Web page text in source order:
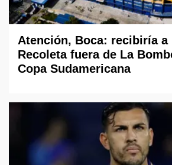
Atención, Boca: recibiría a
Recoleta fuera de La
Copa Sudamericana